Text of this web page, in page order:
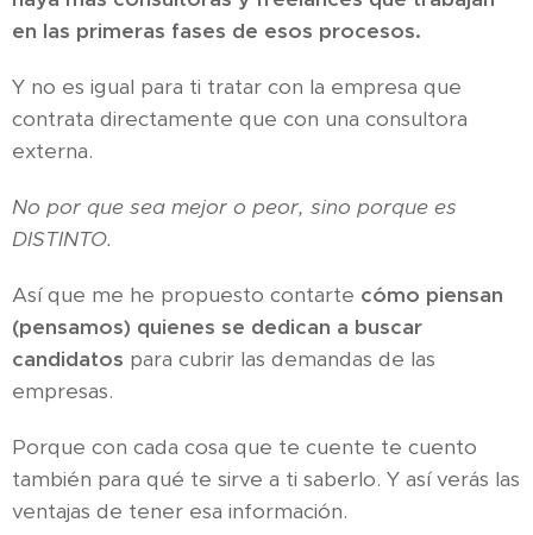
en las primeras fases de esos procesos.
Y no es igual para ti tratar con la empresa que
contrata directamente que con una consultora
externa.
No por que sea mejor o peor, sino porque es
DISTINTO.
Así que me he propuesto contarte cómo piensan
(pensamos) quienes se dedican a buscar
candidatos para cubrir las demandas de las
empresas.
Porque con cada cosa que te cuente te cuento
también para qué te sirve a ti saberlo. Y así verás las
ventajas de tener esa información.